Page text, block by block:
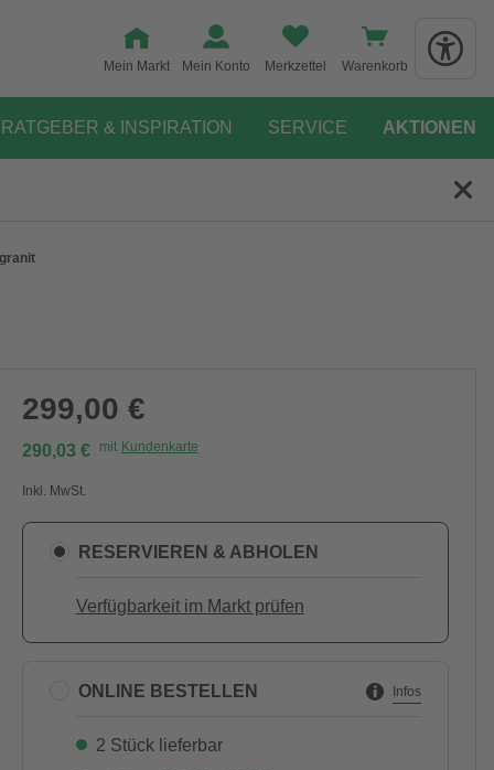
Mein Markt Mein Konto Merkzettel Warenkorb
RATGEBER & INSPIRATION SERVICE AKTIONEN
299,00 €
290,03 € mit Kundenkarte
Inkl. MwSt.
RESERVIEREN & ABHOLEN
Verfügbarkeit im Markt prüfen
ONLINE BESTELLEN Infos
2 Stück lieferbar